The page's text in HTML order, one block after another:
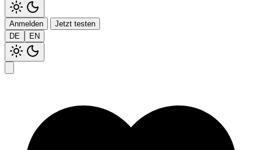
Anmelden
Jetzt testen
DE
EN